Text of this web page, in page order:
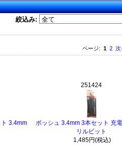
絞込み:
ページ: 1 2 次
3.4mm
251424
ボッシュ 3.4mm 3本セット 充
リルビット
1,485円(税込)